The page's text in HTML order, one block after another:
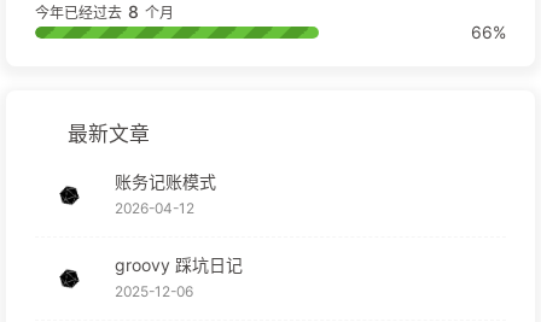
今年已经过去 8 个月
66%
最新文章
账务记账模式
2026-04-12
groovy 踩坑日记
2025-12-06